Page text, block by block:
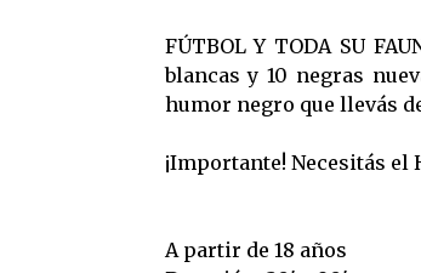
FÚTBOL Y TODA SU
blancas y 10 negras
humor negro que llevás
¡Importante! Necesitás el
A partir de 18 años